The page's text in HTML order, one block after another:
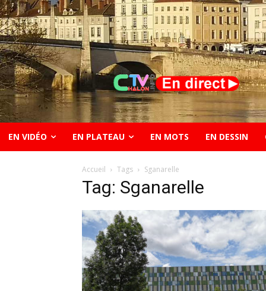
EN VIDÉO EN PLATEAU EN MOTS EN DESSIN
Accueil Tags Sganarelle
Tag: Sganarelle